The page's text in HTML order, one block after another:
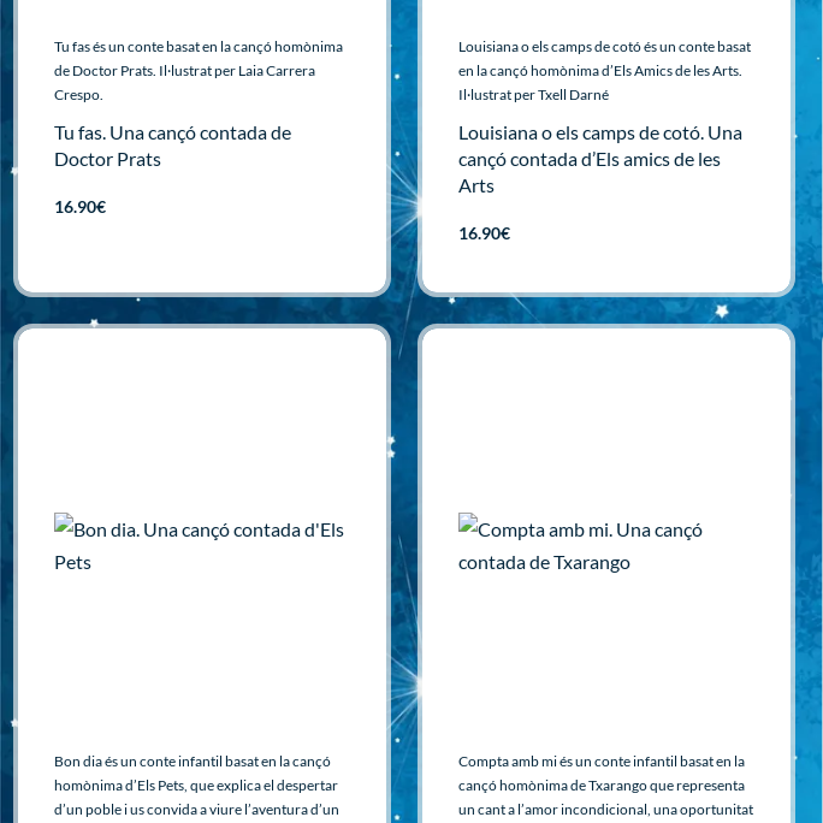
Tu fas és un conte basat en la cançó homònima
de Doctor Prats. Il·lustrat per Laia Carrera
Crespo.
Tu fas. Una cançó contada de
Doctor Prats
16.90€
Louisiana o els camps de cotó és un conte basat
en la cançó homònima d’Els Amics de les Arts.
Il·lustrat per Txell Darné
Louisiana o els camps de cotó. Una
cançó contada d’Els amics de les
Arts
16.90€
Afegir
Bon dia és un conte infantil basat en la cançó
homònima d’Els Pets, que explica el despertar
d’un poble i us convida a viure l’aventura d’un
Compta amb mi és un conte infantil basat en la
cançó homònima de Txarango que representa
un cant a l’amor incondicional, una oportunitat